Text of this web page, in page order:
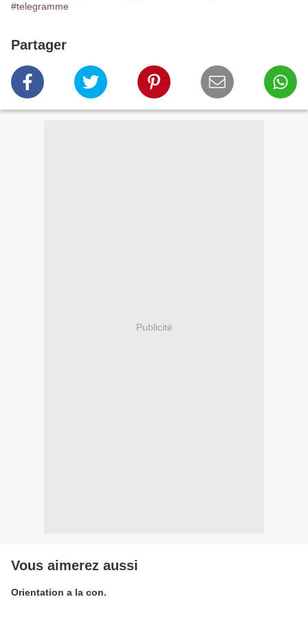
#telegramme
Partager
Publicité
Vous aimerez aussi
Orientation a la con.